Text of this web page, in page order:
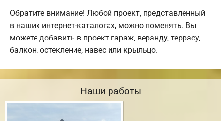
Обратите внимание! Любой проект, представленный
в наших интернет-каталогах, можно поменять. Вы
можете добавить в проект гараж, веранду, террасу,
балкон, остекление, навес или крыльцо.
Наши работы